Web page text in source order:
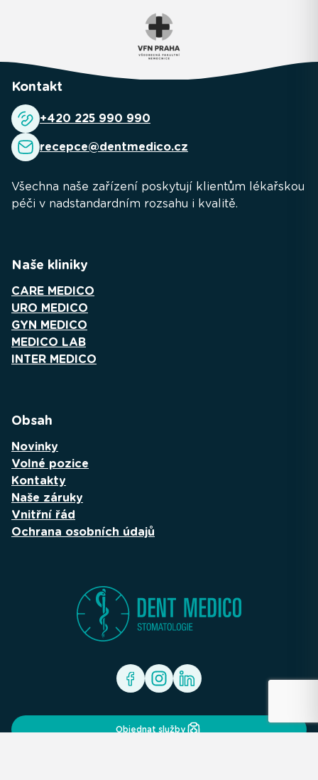
Kontakt
+420 225 990 990
recepce@dentmedico.cz
Všechna naše zařízení poskytují klientům lékařskou
péči v nadstandardním rozsahu i kvalitě.
Naše kliniky
CARE MEDICO
URO MEDICO
GYN MEDICO
MEDICO LAB
INTER MEDICO
Obsah
Novinky
Volné pozice
Kontakty
Naše záruky
Vnitřní řád
Ochrana osobních údajů
Objednat služby